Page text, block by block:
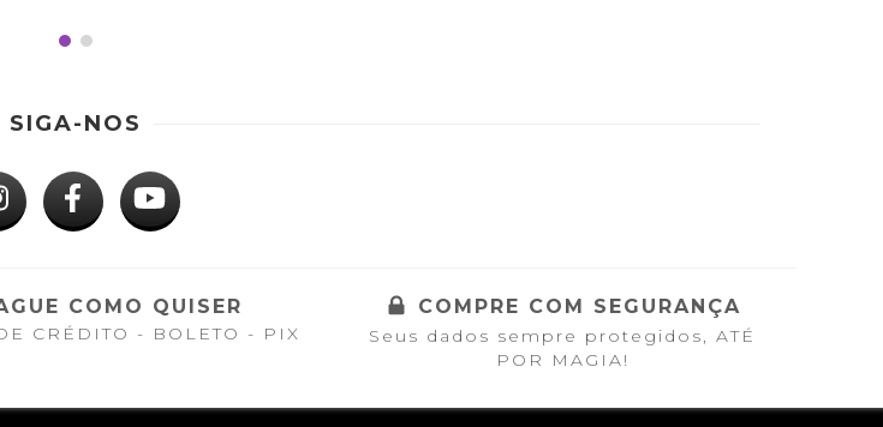
SIGA-NOS
COMO QUISER
CRÉDITO - BOLETO - PIX
COMPRE COM SEGURANÇA
Seus dados sempre protegidos, ATÉ
POR MAGIA!